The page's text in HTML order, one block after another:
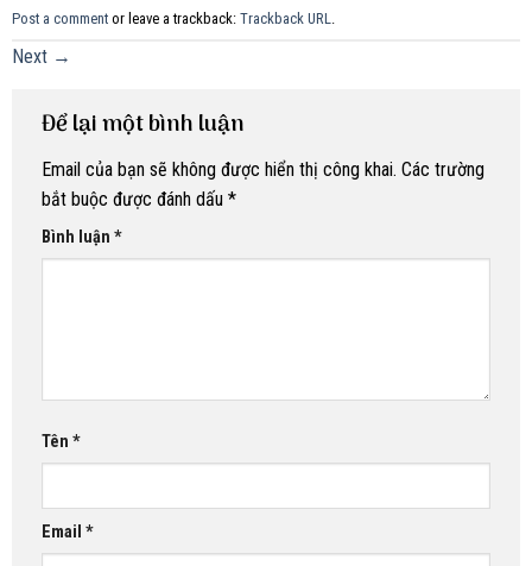
Post a comment or leave a trackback: Trackback URL
Next →
Để lại một bình luận
Email của bạn sẽ không được hiển thị công khai. Các trường
bắt buộc được đánh dấu *
Bình luận *
Tên *
Email *